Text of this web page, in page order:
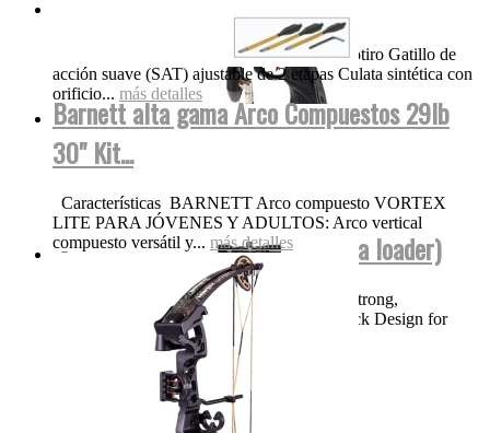
BT TM15 NEGRA FUL AUTO (para loader)
Product Features High Performance, Ultra Strong,
Lightweight Magnesium Body Bolt Out Back Design for
Easy Cleaning and...más detalles
Gamo Whisper Silent Cat Breakbarrel Monotiro Gatillo de
acción suave (SAT) ajustable de 2 etapas Culata sintética con
orificio... más detalles
Barnett alta gama Arco Compuestos 29lb
30" Kit...
Características BARNETT Arco compuesto VORTEX
LITE PARA JÓVENES Y ADULTOS: Arco vertical
compuesto versátil y... más detalles